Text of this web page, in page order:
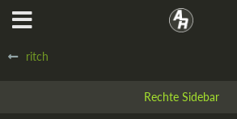
ritch